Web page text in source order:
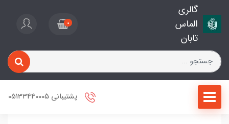
گالری
الماس
تابان
0
پشتیبانی 05133440005